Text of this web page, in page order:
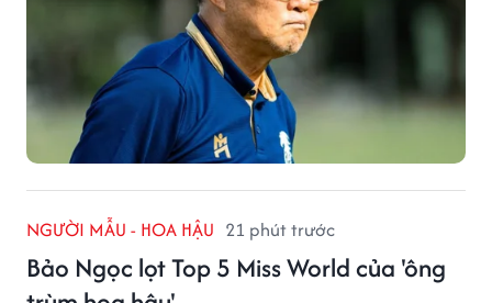
NGƯỜI MẪU - HOA HẬU 21 phút trước
Bảo Ngọc lọt Top 5 Miss World của 'ông